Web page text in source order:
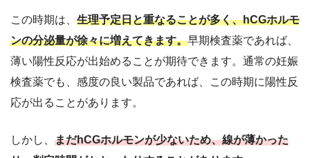
この時期は、 生理予定日と重なることが多く、hCGホルモ
ンの分泌量が徐々に増えてきます。早期検査薬であれば、
薄い陽性反応が出始めることが期待できます。通常の妊娠
検査薬でも、感度の良い製品であれば、この時期に陽性反
応が出ることがあります。
しかし、 まだhCGホルモンが少ないため、線が薄かった